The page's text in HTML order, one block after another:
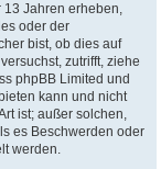
Jahren erheben,
oder der
bist, ob dies auf
zutrifft, ziehe
phpBB Limited und
kann und nicht
ist; außer solchen,
es Beschwerden oder
werden.